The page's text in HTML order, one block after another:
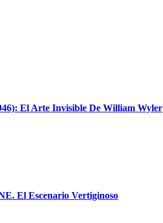
El Arte Invisible De William Wyler
El Escenario Vertiginoso